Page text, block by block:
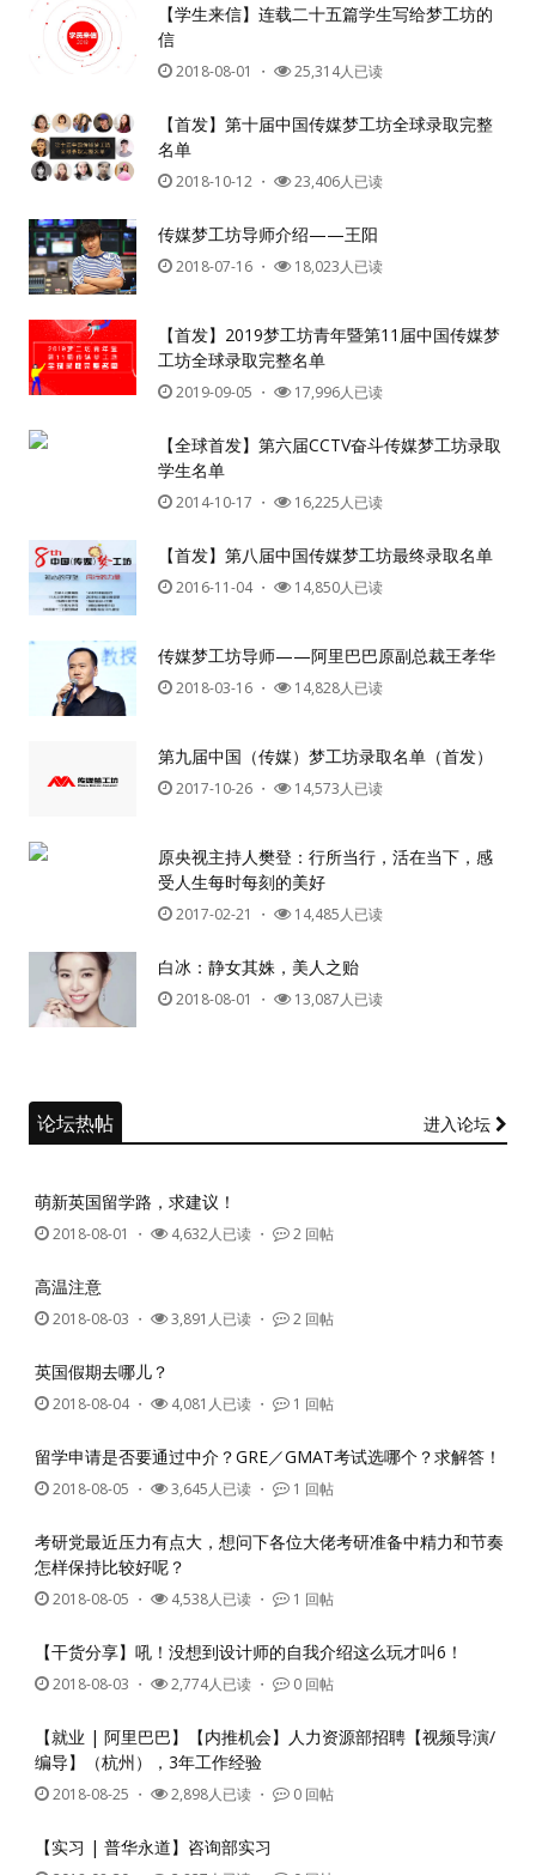
密码
记住我的登录状态
注册一个
【学生来信】连载二十五篇学生写给梦工坊的
信
2018-08-01 ・ 25,314人已读
【首发】第十届中国传媒梦工坊全球录取完整
名单
2018-10-12 ・ 23,406人已读
传媒梦工坊导师介绍——王阳
2018-07-16 ・ 18,023人已读
【首发】2019梦工坊青年暨第11届中国传媒梦
工坊全球录取完整名单
2019-09-05 ・ 17,996人已读
【全球首发】第六届CCTV奋斗传媒梦工坊录取
学生名单
2014-10-17 ・ 16,225人已读
【首发】第八届中国传媒梦工坊最终录取名单
2016-11-04・ 14,850人已读
传媒梦工坊导师——阿里巴巴原副总裁王孝华
2018-03-16 ・ 14,828人已读
第九届中国（传媒）梦工坊录取名单（首发）
2017-10-26 ・ 14,573人已读
原央视主持人樊登：行所当行，活在当下，感
受人生每时每刻的美好
2017-02-21 ・ 14,485人已读
白冰：静女其姝，美人之贻
2018-08-01 ・ 13,087人已读
论坛热帖 进入论坛
萌新英国留学路，求建议！
2018-08-01 ・ 4,632人已读 ・ 2 回帖
高温注意
2018-08-03 ・ 3,891人已读 ・ 2 回帖
英国假期去哪儿？
2018-08-04・ 4,081人已读 ・ 1 回帖
留学申请是否要通过中介？GRE／GMAT考试选哪个？求解答！
2018-08-05 ・ 3,645人已读 ・ 1 回帖
考研党最近压力有点大，想问下各位大佬考研准备中精力和节奏
怎样保持比较好呢？
2018-08-05 ・ 4,538人已读 ・ 1 回帖
【干货分享】吼！没想到设计师的自我介绍这么玩才叫6！
2018-08-03 ・ 2,774人已读 ・ 0 回帖
【就业 | 阿里巴巴】【内推机会】人力资源部招聘【视频导演/
编导】（杭州），3年工作经验
2018-08-25 ・ 2,898人已读 ・ 0 回帖
【实习 | 普华永道】咨询部实习